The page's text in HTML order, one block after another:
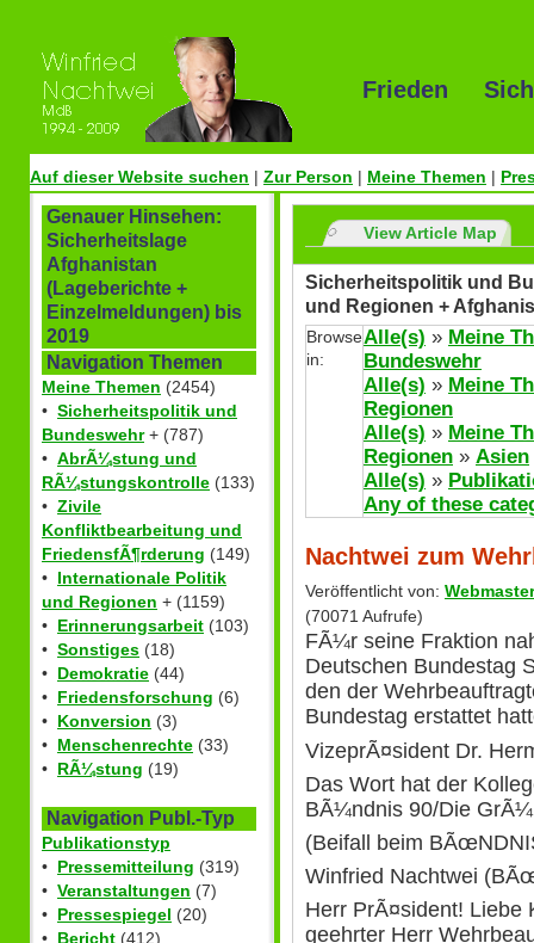
Frieden
Auf dieser Website suchen | Zur Person | Meine Themen |
Genauer Hinsehen:
Sicherheitslage
Afghanistan
(Lageberichte +
Einzelmeldungen) bis
2019
Navigation Themen
Meine Themen (2454)
• Sicherheitspolitik und
Bundeswehr+ (787)
• AbrÃ¼stung und
RÃ¼stungskontrolle (133)
• Zivile
Konfliktbearbeitung und
FriedensfÃ¶rderung (149)
• Internationale Politik
und Regionen + (1159)
• Erinnerungsarbeit (103)
• Sonstiges (18)
• Demokratie (44)
• Friedensforschung (6)
• Konversion (3)
• Menschenrechte (33)
• RÃ¼stung (19)
Navigation Publ.-Typ
Publikationstyp
• Pressemitteilung (319)
• Veranstaltungen (7)
• Pressespiegel (20)
• Bericht (412)
View Article Map
Sicherheitspolitik und
und Regionen +
Browse
in:
Alle(s) » Meine
Bundeswehr
Alle(s) » Meine
Regionen
Alle(s) » Meine
Regionen » Asien
Alle(s) »
Any of these
Nachtwei zum
Veröffentlicht von: Webmaster
(70071 Aufrufe)
FÃ¼r seine Fraktion
Deutschen Bundestag
den der
Bundestag erstattet
VizeprÃ¤sident Dr.
Das Wort hat der
BÃ¼ndnis 90/Die
(Beifall beim
Winfried Nachtwei
Herr PrÃ¤sident! Liebe
geehrter Herr